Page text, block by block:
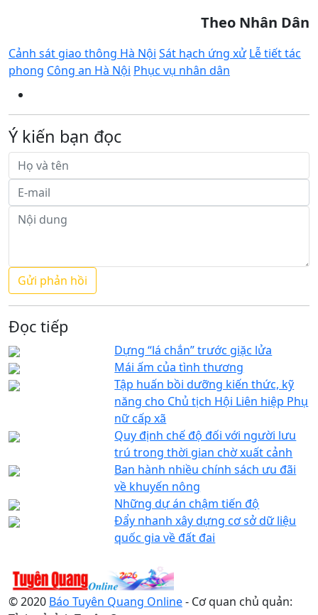
Theo Nhân Dân
Cảnh sát giao thông Hà Nội Sát hạch ứng xử Lễ tiết tác
phong Công an Hà Nội Phục vụ nhân dân
Ý kiến bạn đọc
Đọc tiếp
Dựng “lá chắn” trước giặc lửa
Mái ấm của tình thương
Tập huấn bồi dưỡng kiến thức, kỹ
năng cho Chủ tịch Hội Liên hiệp Phụ
nữ cấp xã
Quy định chế độ đối với người lưu
trú trong thời gian chờ xuất cảnh
Ban hành nhiều chính sách ưu đãi
về khuyến nông
Những dự án chậm tiến độ
Đẩy nhanh xây dựng cơ sở dữ liệu
quốc gia về đất đai
© 2020 Báo Tuyên Quang Online- Cơ quan chủ quản: